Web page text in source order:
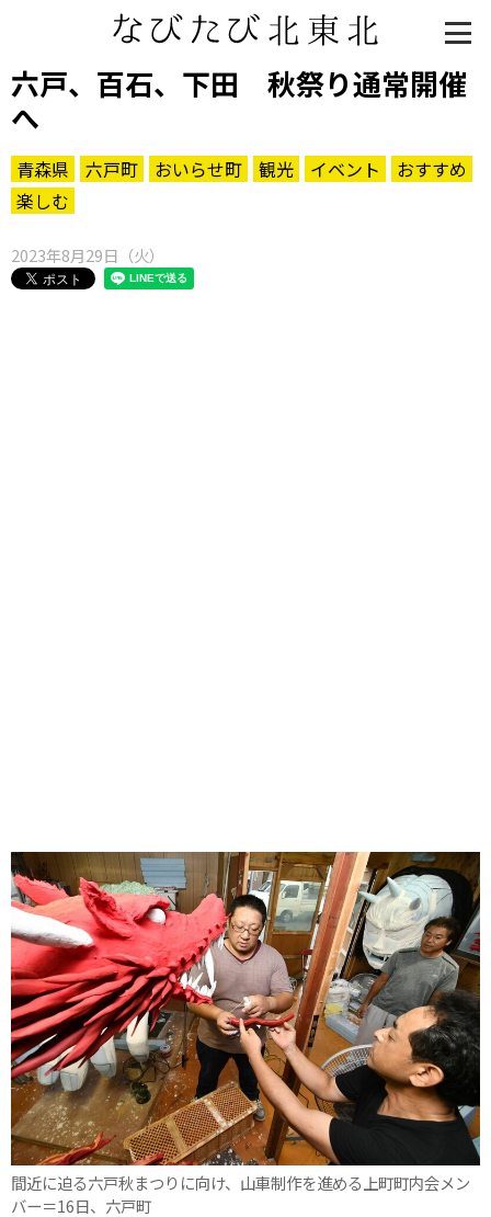
六戸、百石、下田 秋祭り通常開催
へ
青森県 六戸町 おいらせ町 観光 イベント
おすすめ
楽しむ
2023年8月29日（火）
間近に迫る六戸秋まつりに向け、山車制作を進める上町町内会メン
バー＝16日、六戸町